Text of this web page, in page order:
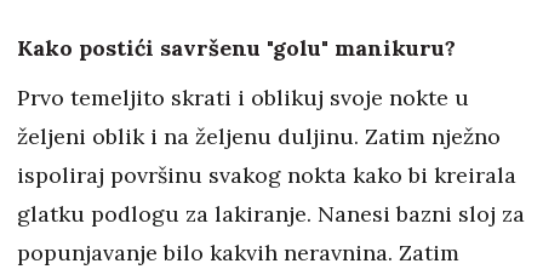
Kako postići savršenu "golu" manikuru?
Prvo temeljito skrati i oblikuj svoje nokte u
željeni oblik i na željenu duljinu. Zatim nježno
ispoliraj površinu svakog nokta kako bi kreirala
glatku podlogu za lakiranje. Nanesi bazni sloj za
popunjavanje bilo kakvih neravnina. Zatim